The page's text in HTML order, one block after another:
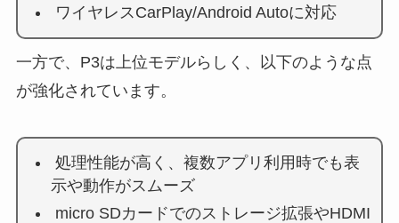
ワイヤレスCarPlay/Android Autoに対応
一方で、P3は上位モデルらしく、以下のような点
が強化されています。
処理性能が高く、複数アプリ利用時でも表
示や動作がスムーズ
micro SDカードでのストレージ拡張やHDMI